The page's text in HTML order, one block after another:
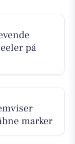
på
marker